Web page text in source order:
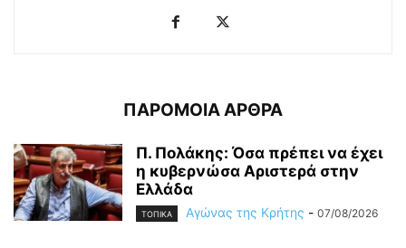
ΠΑΡΟΜΟΙΑ ΑΡΘΡΑ
Π. Πολάκης: Όσα πρέπει να έχει
η κυβερνώσα Αριστερά στην
Ελλάδα
ΤΟΠΙΚΑ Αγώνας της Κρήτης - 07/08/2026